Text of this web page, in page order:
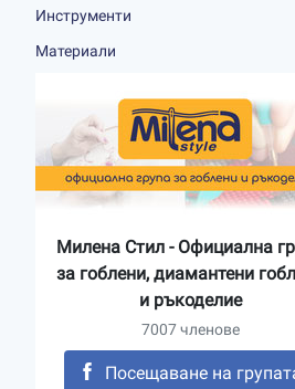
Инструменти
Материали
Милена Стил - Официална
за гоблени, диамантени
и ръкоделие
7007 членове
Посещаване на